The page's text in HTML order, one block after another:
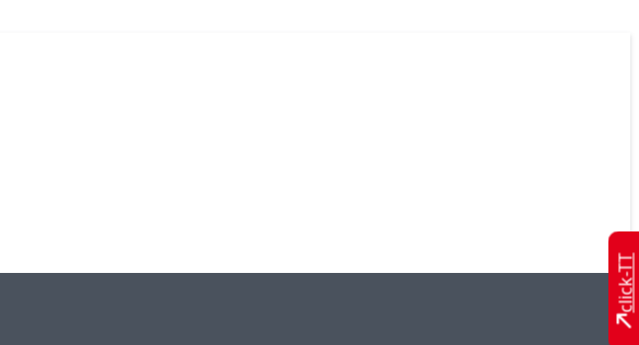
click-TT